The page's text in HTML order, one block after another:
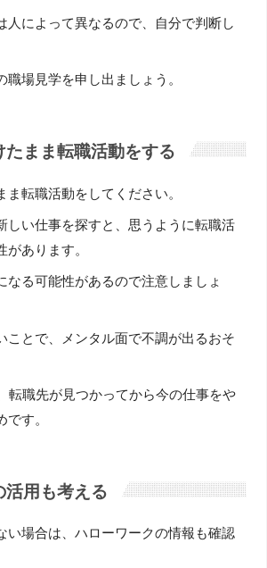
人によって異なるので、自分で判断し
職場見学を申し出ましょう。
たまま転職活動をする
ま転職活動をしてください。
しい仕事を探すと、思うように転職活
があります。
なる可能性があるので注意しましょ
ことで、メンタル面で不調が出るおそ
転職先が見つかってから今の仕事をや
です。
活用も考える
い場合は、ハローワークの情報も確認